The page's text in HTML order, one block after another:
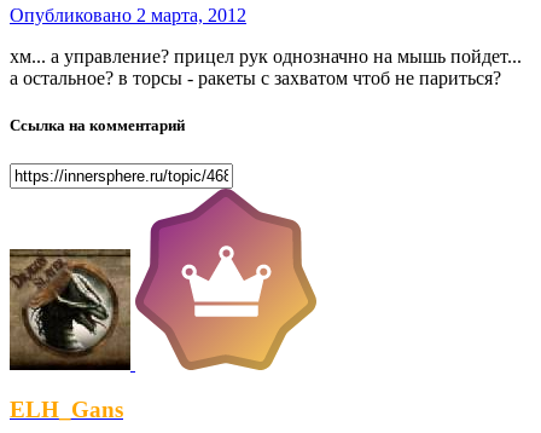
Опубликовано 2 марта, 2012
хм... а управление? прицел рук однозначно на мышь пойдет...
а остальное? в торсы - ракеты с захватом чтоб не париться?
Ссылка на комментарий
ELH_Gans